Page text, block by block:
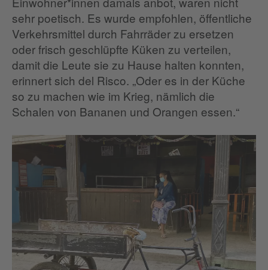
sehr poetisch. Es wurde empfohlen, öffentliche
Verkehrsmittel durch Fahrräder zu ersetzen
oder frisch geschlüpfte Küken zu verteilen,
damit die Leute sie zu Hause halten konnten,
erinnert sich del Risco. „Oder es in der Küche
so zu machen wie im Krieg, nämlich die
Schalen von Bananen und Orangen essen.“